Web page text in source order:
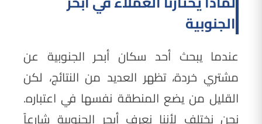
الجنوبية
عندما يبحث أحد سكان أبحر الجنوبية عن
مشتري خردة، تظهر العديد من النتائج، لكن
القليل من يضع المنطقة نفسها في اعتباره.
نحن نختلف لأننا نعرف أبحر الجنوبية شارعاً